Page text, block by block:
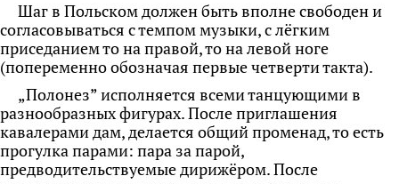
Шаг в Польском должен быть вполне свободен и
согласовываться с темпом музыки, с лёгким
приседанием то на правой, то на левой ноге
(попеременно обозначая первые четверти такта).
„Полонез” исполняется всеми танцующими в
разнообразных фигурах. После приглашения
кавалерами дам, делается общий променад, то есть
прогулка парами: пара за парой,
предводительствуемые дирижёром. После